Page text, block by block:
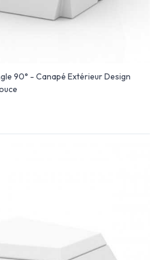
90° - Canapé Extérieur Design